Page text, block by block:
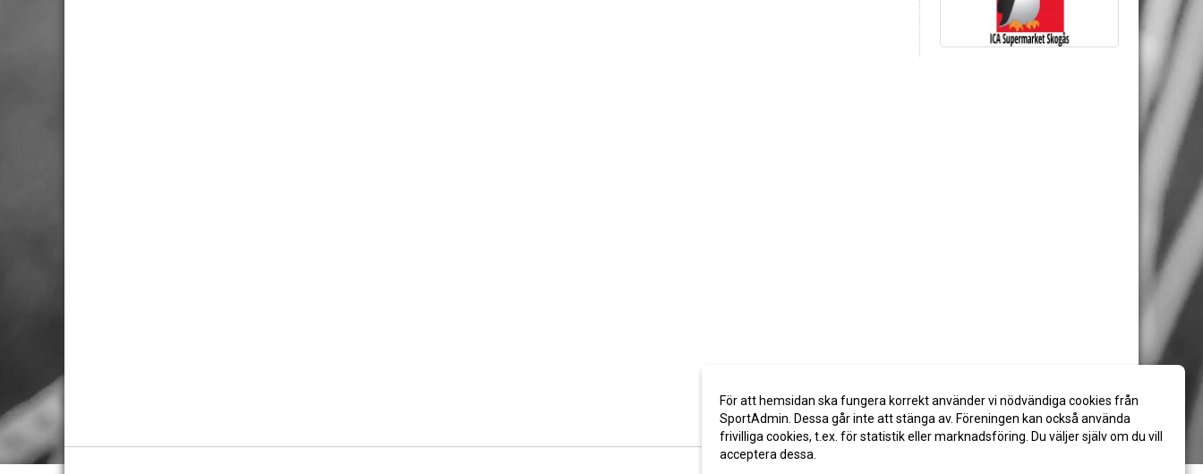
För att hemsidan ska fungera korrekt använder vi nödvändiga cookies från
SportAdmin. Dessa går inte att stänga av. Föreningen kan också använda
frivilliga cookies, t.ex. för statistik eller marknadsföring. Du väljer själv om du vill
acceptera dessa.